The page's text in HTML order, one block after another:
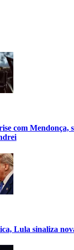
com Mendonça,
Lula sinaliza